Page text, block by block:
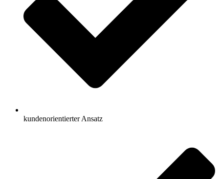
kundenorientierter Ansatz